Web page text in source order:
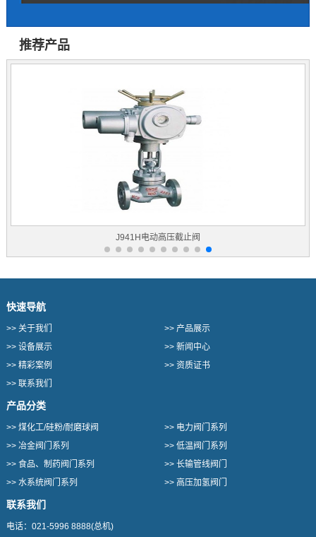
推荐产品
J941H电动高压截止阀
快速导航
>> 关于我们 >> 产品展示
>> 设备展示 >> 新闻中心
>> 精彩案例 >> 资质证书
>> 联系我们
产品分类
>> 煤化工/硅粉/耐磨球阀 >> 电力阀门系列
>> 冶金阀门系列 >> 低温阀门系列
>> 食品、制药阀门系列 >> 长输管线阀门
>> 水系统阀门系列 >> 高压加氢阀门
联系我们
电话： 021-5996 8888(总机)